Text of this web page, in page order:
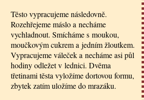
Těsto vypracujeme následovně.
Rozehřejeme máslo a necháme
vychladnout. Smícháme s moukou,
moučkovým cukrem a jedním žloutkem.
Vypracujeme váleček a necháme asi půl
hodiny odležet v lednici. Dvěma
třetinami těsta vyložíme dortovou formu,
zbytek zatím uložíme do mrazáku.